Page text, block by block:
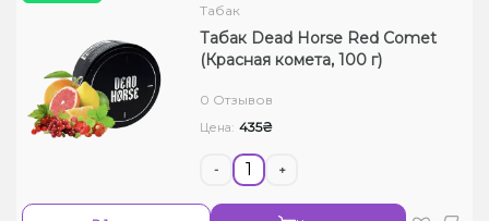
Табак
Табак Dead Horse Red Comet
(Красная комета, 100 г)
0 Отзывов
Цена: 435₴
- +